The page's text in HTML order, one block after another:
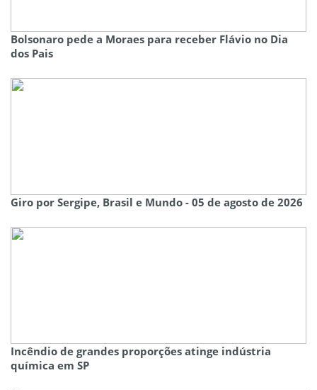
Bolsonaro pede a Moraes para receber Flávio no Dia
dos Pais
Giro por Sergipe, Brasil e Mundo - 05 de agosto de 2026
Incêndio de grandes proporções atinge indústria
química em SP